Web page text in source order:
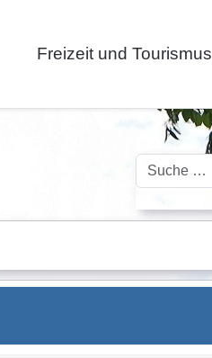
Freizeit und Tourismus
Suchen